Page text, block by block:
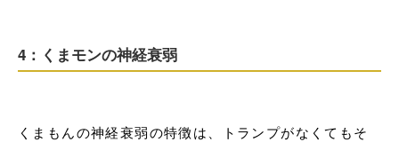
4：くまモンの神経衰弱
くまもんの神経衰弱の特徴は、トランプがなくてもそ